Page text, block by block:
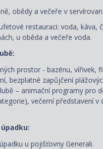
obědy a večeře v
restauraci: voda, káva,
u oběda a večeře voda.
prostor - bazénu, vířivek,
bezplatné zapůjčení
– animační programy pro
večerní představení v
u pojišťovny Generali.